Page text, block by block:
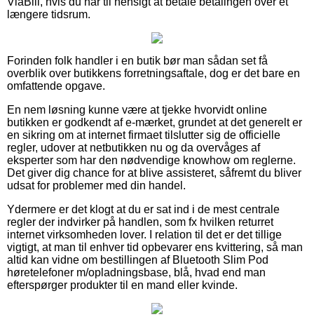
længere tidsrum.
Forinden folk handler i en butik bør man sådan set få
overblik over butikkens forretningsaftale, dog er det bare en
omfattende opgave.
En nem løsning kunne være at tjekke hvorvidt online
butikken er godkendt af e-mærket, grundet at det generelt er
en sikring om at internet firmaet tilslutter sig de officielle
regler, udover at netbutikken nu og da overvåges af
eksperter som har den nødvendige knowhow om reglerne.
Det giver dig chance for at blive assisteret, såfremt du bliver
udsat for problemer med din handel.
Ydermere er det klogt at du er sat ind i de mest centrale
regler der indvirker på handlen, som fx hvilken returret
internet virksomheden lover. I relation til det er det tillige
vigtigt, at man til enhver tid opbevarer ens kvittering, så man
altid kan vidne om bestillingen af Bluetooth Slim Pod
høretelefoner m/opladningsbase, blå, hvad end man
efterspørger produkter til en mand eller kvinde.